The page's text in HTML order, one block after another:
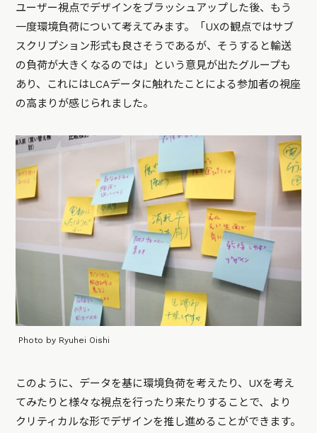
ユーザー視点でデザインをブラッシュアップした後、もう
一度環境負荷について考えてみます。「UXの観点ではサブ
スクリプション形式も良さそうであるが、そうすると輸送
の負荷が大きくなるのでは」という意見が出たグループも
あり、これにはLCAデータに触れたことによる参加者の視座
の高まりが感じられました。
Photo by Ryuhei Oishi
このように、データを基に環境負荷を考えたり、UXを考え
てみたりと様々な視点を行ったり来たりすることで、より
クリティカルな形でデザインを推し進めることができます。